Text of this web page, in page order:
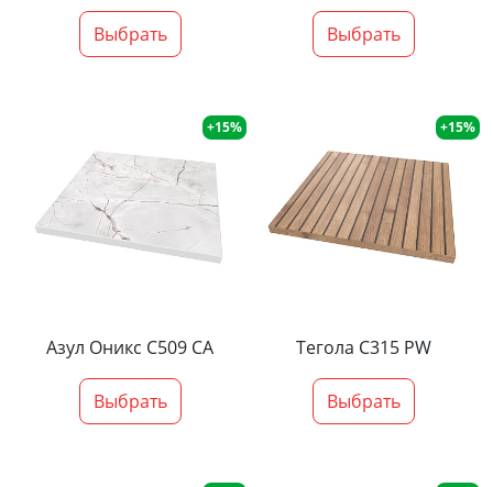
Выбрать Выбрать
+15%
Азул Оникс С509 СА
Выбрать
+15%
Тегола С315 PW
Выбрать